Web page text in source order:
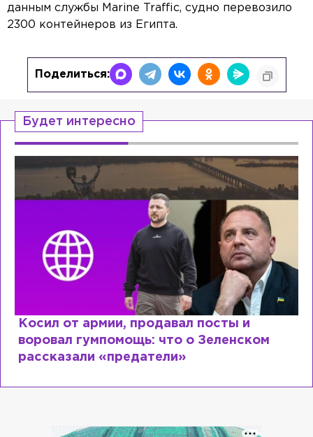
данным службы Marine Traffic, судно перевозило
2300 контейнеров из Египта.
Поделиться:
Будет интересно
Косил от армии, продавал посты и
воровал гумпомощь: что о Зеленском
рассказали «предатели»